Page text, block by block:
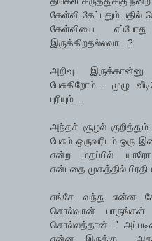
கேள்வி கேட்பதும்
கேள்வியை
இருக்கிறதல்லவா...?
அறிவு
பேசுகிறோம்... முழு
புரியும்...
அந்தச் சூழல் குறித்தும்
பேசும் ஒருவரிடம் ஒரு
என்ற மதப்பில் யாரோ
என்பதை முகத்தில்
எங்கே வந்து என்ன
சொல்வான் பாருங்கள்
சொல்லத்தான்...'
என்ன இருக்கு...